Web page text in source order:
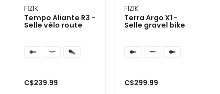
FIZIK
Tempo Aliante R3 -
Selle vélo route
C$239.99
FIZIK
Terra Argo X1 -
Selle gravel bike
C$299.99